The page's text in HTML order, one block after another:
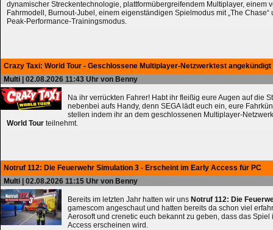
dynamischer Streckentechnologie, plattformübergreifendem Multiplayer, einem
Fahrmodell, Burnout-Jubel, einem eigenständigen Spielmodus mit „The
Peak-Performance-Trainingsmodus.
Crazy Taxi: World Tour - Geschlossene Multiplayer-Netzwerktest angekündigt
Multi | 02.08.2026 11:43 Uhr von Benny
Na ihr verrückten Fahrer! Habt ihr fleißig eure Augen auf die
nebenbei aufs Handy, denn SEGA lädt euch ein, eure
stellen indem ihr an dem geschlossenen Multiplayer-
World Tour teilnehmt.
Notruf 112: Die Feuerwehr Simulation 3 - Erscheint im Early Access für PC
Multi | 02.08.2026 11:15 Uhr von Benny
Bereits im letzten Jahr hatten wir uns Notruf 112: Die
gamescom angeschaut und hatten bereits da schon viel
Aerosoft und crenetic euch bekannt zu geben, dass das Spiel
Access erscheinen wird.